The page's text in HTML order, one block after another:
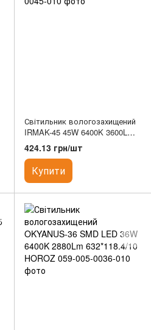
Світильник вологозахищений
IRMAK-45 45W 6400K 3600Lm
IP-65 1560x43мм HOROZ
424.13 грн/шт
Купити